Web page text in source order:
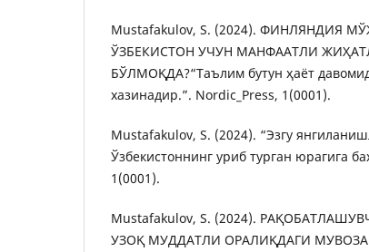
Mustafakulov, S. (2024). ФИНЛЯНДИЯ
ЎЗБЕКИСТОН УЧУН МАНФААТЛИ
БЎЛМОҚДА?“Таълим бутун ҳаёт
хазинадир.”. Nordic_Press, 1(0001).
Mustafakulov, S. (2024). “Эзгу
Ўзбекистоннинг уриб турган юрагига
1(0001).
Mustafakulov, S. (2024).
УЗОҚ МУДДАТЛИ ОРАЛИҚДАГИ